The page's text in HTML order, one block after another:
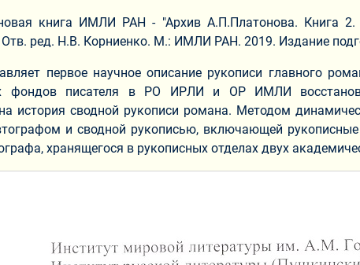
книга ИМЛИ РАН - "Архив А.П.Платонова. Книга 2.
ред. Н.В. Корниенко. М.: ИМЛИ РАН. 2019. Издание
первое научное описание рукописи главного
фондов писателя в РО ИРЛИ и ОР ИМЛИ
история сводной рукописи романа. Методом
и сводной рукописью, включающей
хранящегося в рукописных отделах двух